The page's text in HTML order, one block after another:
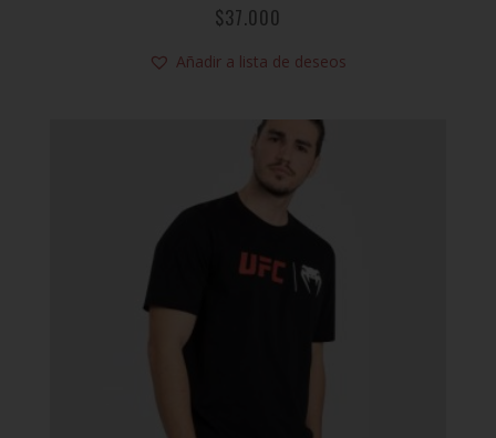
$37.000
Añadir a lista de deseos